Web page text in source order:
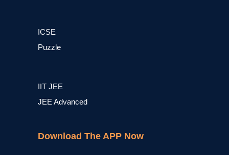
ICSE
Puzzle
IIT JEE
JEE Advanced
Download The APP Now